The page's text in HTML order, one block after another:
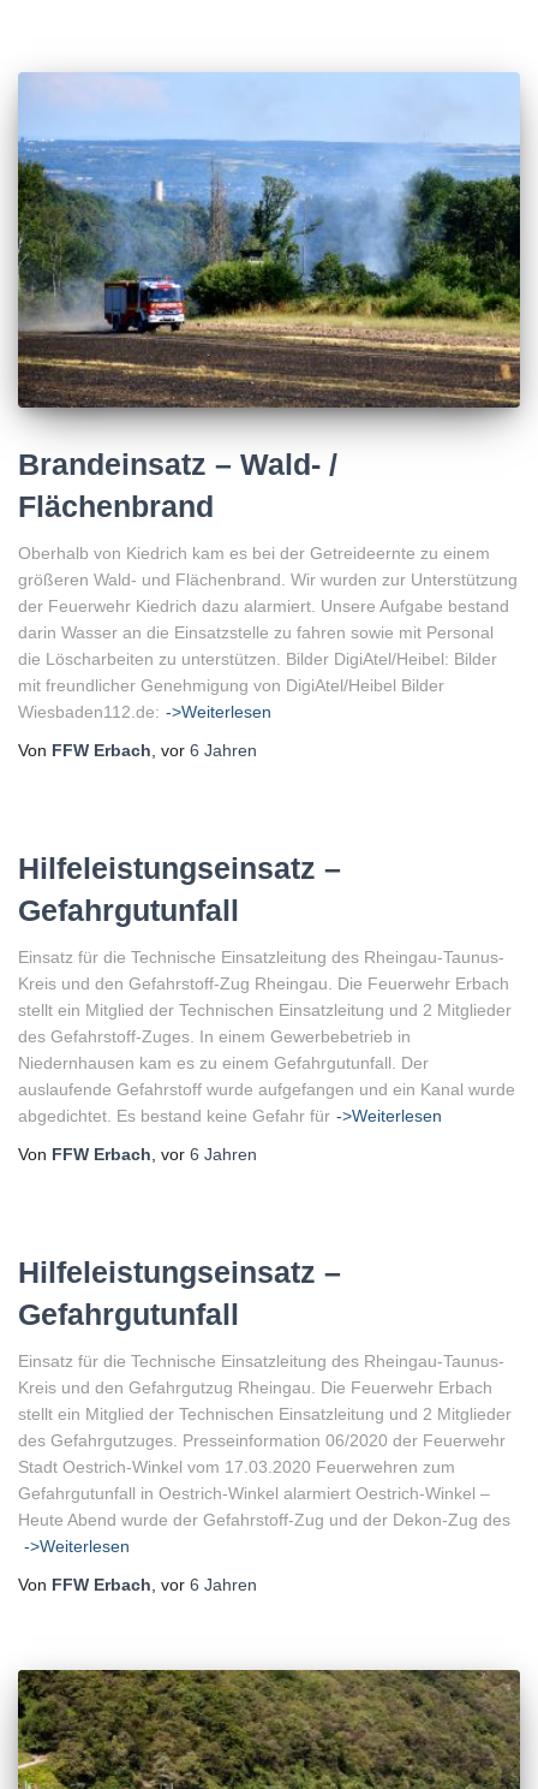
Brandeinsatz – Wald- /
Flächenbrand
Oberhalb von Kiedrich kam es bei der Getreideernte zu einem
größeren Wald- und Flächenbrand. Wir wurden zur Unterstützung
der Feuerwehr Kiedrich dazu alarmiert. Unsere Aufgabe bestand
darin Wasser an die Einsatzstelle zu fahren sowie mit Personal
die Löscharbeiten zu unterstützen. Bilder DigiAtel/Heibel: Bilder
mit freundlicher Genehmigung von DigiAtel/Heibel Bilder
Wiesbaden112.de: ->Weiterlesen
Von FFW Erbach , vor 6 Jahren
Hilfeleistungseinsatz –
Gefahrgutunfall
Einsatz für die Technische Einsatzleitung des Rheingau-Taunus-
Kreis und den Gefahrstoff-Zug Rheingau. Die Feuerwehr Erbach
stellt ein Mitglied der Technischen Einsatzleitung und 2 Mitglieder
des Gefahrstoff-Zuges. In einem Gewerbebetrieb in
Niedernhausen kam es zu einem Gefahrgutunfall. Der
auslaufende Gefahrstoff wurde aufgefangen und ein Kanal wurde
abgedichtet. Es bestand keine Gefahr für ->Weiterlesen
Von FFW Erbach , vor 6 Jahren
Hilfeleistungseinsatz –
Gefahrgutunfall
Einsatz für die Technische Einsatzleitung des Rheingau-Taunus-
Kreis und den Gefahrgutzug Rheingau. Die Feuerwehr Erbach
stellt ein Mitglied der Technischen Einsatzleitung und 2 Mitglieder
des Gefahrgutzuges. Presseinformation 06/2020 der Feuerwehr
Stadt Oestrich-Winkel vom 17.03.2020 Feuerwehren zum
Gefahrgutunfall in Oestrich-Winkel alarmiert Oestrich-Winkel –
Heute Abend wurde der Gefahrstoff-Zug und der Dekon-Zug des
->Weiterlesen
Von FFW Erbach , vor 6 Jahren